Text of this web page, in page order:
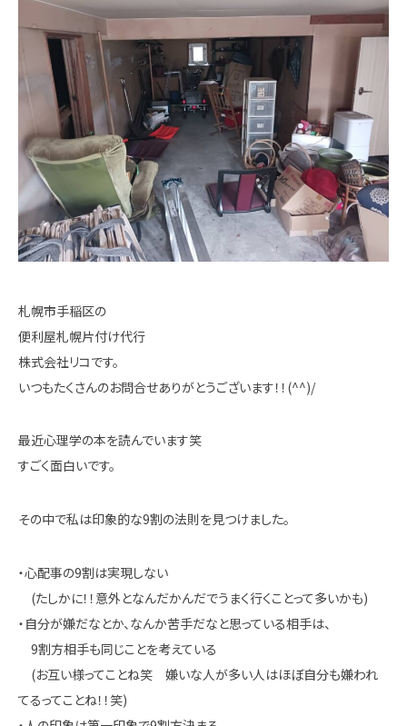
札幌市手稲区の
便利屋札幌片付け代行
株式会社リコです。
いつもたくさんのお問合せありがとうございます！！(^^)/
最近心理学の本を読んでいます笑
すごく面白いです。
その中で私は印象的な9割の法則を見つけました。
・心配事の9割は実現しない
(たしかに！！意外となんだかんだでうまく行くことって多いかも)
・自分が嫌だなとか、なんか苦手だなと思っている相手は、
9割方相手も同じことを考えている
(お互い様ってことね笑 嫌いな人が多い人はほぼ自分も嫌われ
てるってことね！！笑)